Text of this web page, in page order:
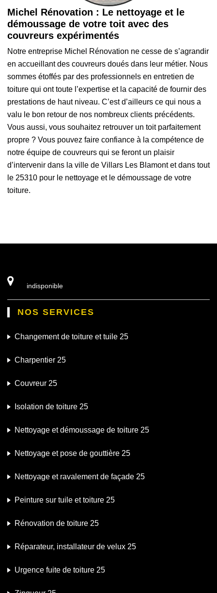
Michel Rénovation : Le nettoyage et le
démoussage de votre toit avec des
couvreurs expérimentés
Notre entreprise Michel Rénovation ne cesse de s’agrandir
en accueillant des couvreurs doués dans leur métier. Nous
sommes étoffés par des professionnels en entretien de
toiture qui ont toute l’expertise et la capacité de fournir des
prestations de haut niveau. C’est d’ailleurs ce qui nous a
valu le bon retour de nos nombreux clients précédents.
Vous aussi, vous souhaitez retrouver un toit parfaitement
propre ? Vous pouvez faire confiance à la compétence de
notre équipe de couvreurs qui se feront un plaisir
d’intervenir dans la ville de Villars Les Blamont et dans tout
le 25310 pour le nettoyage et le démoussage de votre
toiture.
indisponible
NOS SERVICES
Changement de toiture et tuile 25
Charpentier 25
Couvreur 25
Isolation de toiture 25
Nettoyage et démoussage de toiture 25
Nettoyage et pose de gouttière 25
Nettoyage et ravalement de façade 25
Peinture sur tuile et toiture 25
Rénovation de toiture 25
Réparateur, installateur de velux 25
Urgence fuite de toiture 25